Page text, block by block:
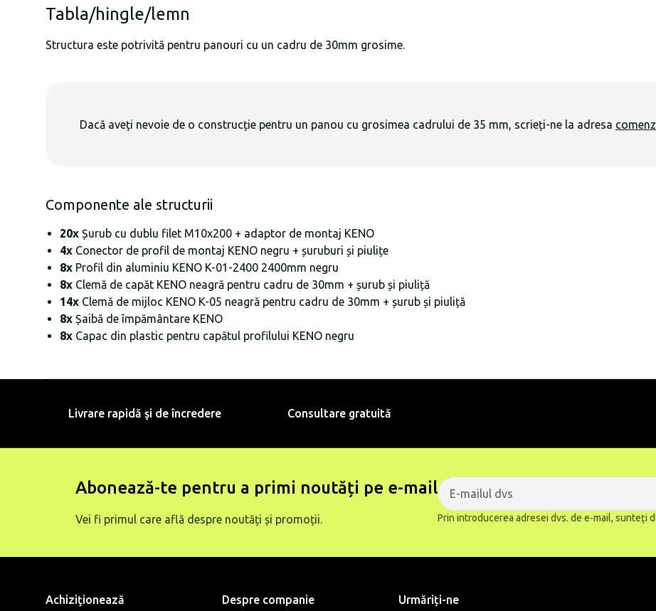
Tabla/hingle/lemn
Structura este potrivită pentru panouri cu un cadru de 30mm grosime.
Dacă aveți nevoie de o construcție pentru un panou cu grosimea cadrului de 35 mm, scrieți-ne la adresa
Componente ale structurii
20x Șurub cu dublu filet M10x200 + adaptor de montaj KENO
4x Conector de profil de montaj KENO negru + șuruburi și piulițe
8x Profil din aluminiu KENO K-01-2400 2400mm negru
8x Clemă de capăt KENO neagră pentru cadru de 30mm + șurub și piuliță
14x Clemă de mijloc KENO K-05 neagră pentru cadru de 30mm + șurub și piuliță
8x Șaibă de împământare KENO
8x Capac din plastic pentru capătul profilului KENO negru
Livrare rapidă şi de încredere Consultare gratuită
Abonează-te pentru a primi noutăți pe e-mail
Vei fi primul care află despre noutăți și promoții. Prin introducerea adresei dvs. de e-mail, sunteți
Achiziţionează Despre companie Urmăriți-ne